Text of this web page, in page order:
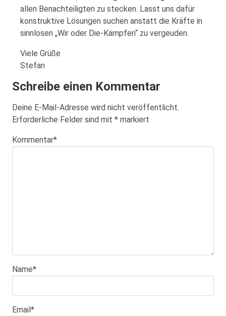
allen Benachteiligten zu stecken. Lasst uns dafür
konstruktive Lösungen suchen anstatt die Kräfte in
sinnlosen „Wir oder Die-Kämpfen“ zu vergeuden.
Viele Grüße
Stefan
Schreibe einen Kommentar
Deine E-Mail-Adresse wird nicht veröffentlicht.
Erforderliche Felder sind mit * markiert
Kommentar*
Name*
Email*